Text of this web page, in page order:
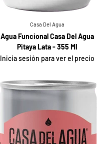
Casa Del Agua
Agua Funcional Casa Del Agua
Pitaya Lata - 355 Ml
Inicia sesión para ver el precio